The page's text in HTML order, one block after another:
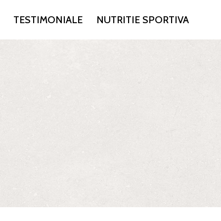
TESTIMONIALE NUTRITIE SPORTIVA